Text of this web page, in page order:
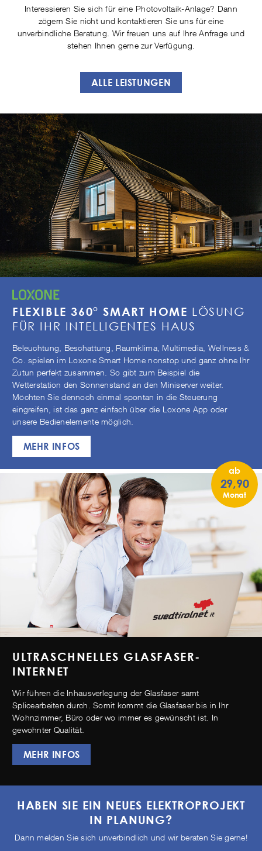
Interessieren Sie sich für eine Photovoltaik-Anlage? Dann
zögern Sie nicht und kontaktieren Sie uns für eine
unverbindliche Beratung. Wir freuen uns auf Ihre Anfrage und
stehen Ihnen gerne zur Verfügung.
ALLE LEISTUNGEN
FLEXIBLE 360° SMART HOME LÖSUNG
FÜR IHR INTELLIGENTES HAUS
Beleuchtung, Beschattung, Raumklima, Multimedia, Wellness &
Co. spielen im Loxone Smart Home nonstop und ganz ohne Ihr
Zutun perfekt zusammen. So gibt zum Beispiel die
Wetterstation den Sonnenstand an den Miniserver weiter.
Möchten Sie dennoch einmal spontan in die Steuerung
eingreifen, ist das ganz einfach über die Loxone App oder
unsere Bedienelemente möglich.
MEHR INFOS
ab
29,90
Monat
ULTRASCHNELLES GLASFASER-
INTERNET
Wir führen die Inhausverlegung der Glasfaser samt
Splicearbeiten durch. Somit kommt die Glasfaser bis in Ihr
Wohnzimmer, Büro oder wo immer es gewünscht ist. In
gewohnter Qualität.
MEHR INFOS
HABEN SIE EIN NEUES ELEKTROPROJEKT
IN PLANUNG?
Dann melden Sie sich unverbindlich und wir beraten Sie gerne!